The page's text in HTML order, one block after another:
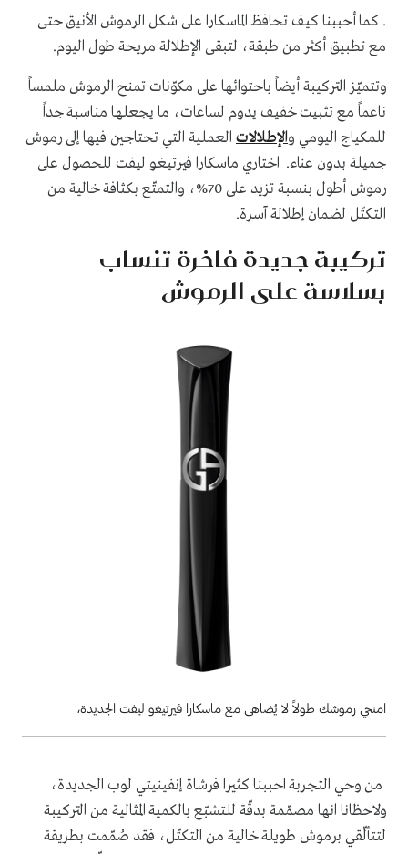
. كما أحببنا كيف تحافظ الماسكارا على شكل الرموش الأنيق حتى
مع تطبيق أكثر من طبقة، لتبقى الإطلالة مريحة طول اليوم.
وتتميّز التركيبة أيضاً باحتوائها على مكوّنات تمنح الرموش ملمساً
ناعماً مع تثبيت خفيف يدوم لساعات، ما يجعلها مناسبة جداً
للمكياج اليومي والإطلالات العملية التي تحتاجين فيها إلى رموش
جميلة بدون عناء. اختاري ماسكارا فيرتيغو ليفت للحصول على
رموش أطول بنسبة تزيد على 70%، والتمتّع بكثافة خالية من
التكتّل لضمان إطلالة آسرة.
تركيبة جديدة فاخرة تنساب
بسلاسة على الرموش
امنحي رموشك طولاً لا يُضاهى مع ماسكارا فيرتيغو ليفت الجديدة،
من وحي التجربة احببنا كثيرا فرشاة إنفينيتي لوب الجديدة،
ولاحظانا انها مصمّمة بدقّة للتشبّع بالكمية المثالية من التركيبة
لتتألّقي برموش طويلة خالية من التكتّل، فقد صُمّمت بطريقة